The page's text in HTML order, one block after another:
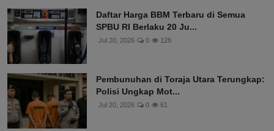
Daftar Harga BBM Terbaru di Semua
SPBU RI Berlaku 20 Ju...
Jul 20, 2026 0 128
Pembunuhan di Toraja Utara Terungkap:
Polisi Ungkap Mot...
Jul 20, 2026 0 61